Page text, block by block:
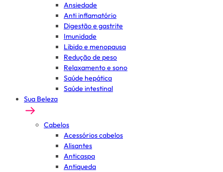
Ansiedade
Anti inflamatório
Digestão e gastrite
Imunidade
Libido e menopausa
Redução de peso
Relaxamento e sono
Saúde hepática
Saúde intestinal
Sua Beleza
Cabelos
Acessórios cabelos
Alisantes
Anticaspa
Antiqueda